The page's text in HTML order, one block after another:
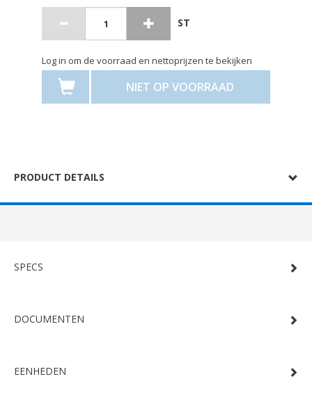
ST
Log in om de voorraad en nettoprijzen te bekijken
NIET OP VOORRAAD
PRODUCT DETAILS
SPECS
DOCUMENTEN
EENHEDEN